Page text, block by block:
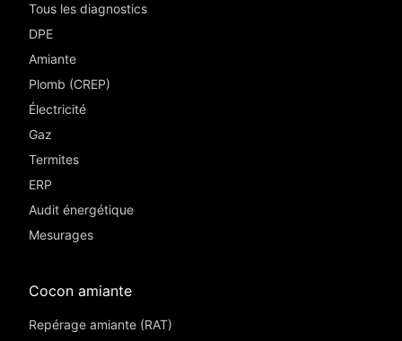
Tous les diagnostics
DPE
Amiante
Plomb (CREP)
Électricité
Gaz
Termites
ERP
Audit énergétique
Mesurages
Cocon amiante
Repérage amiante (RAT)